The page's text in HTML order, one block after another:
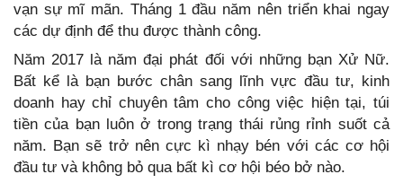
vạn sự mĩ mãn. Tháng 1 đầu năm nên triển khai ngay
các dự định để thu được thành công.
Năm 2017 là năm đại phát đối với những bạn Xử Nữ.
Bất kể là bạn bước chân sang lĩnh vực đầu tư, kinh
doanh hay chỉ chuyên tâm cho công việc hiện tại, túi
tiền của bạn luôn ở trong trạng thái rủng rỉnh suốt cả
năm. Bạn sẽ trở nên cực kì nhạy bén với các cơ hội
đầu tư và không bỏ qua bất kì cơ hội béo bở nào.